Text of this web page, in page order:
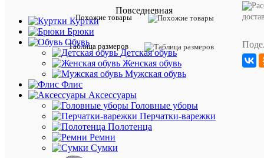
Повседневная
Куртки
Брюки
Обувь
Детская обувь
Женская обувь
Мужская обувь
Флис
Аксессуары
Головные уборы
Перчатки-варежки
Полотенца
Ремни
Сумки
Похожие товары
Таблица размеров
товара:
бермуды
Bacares